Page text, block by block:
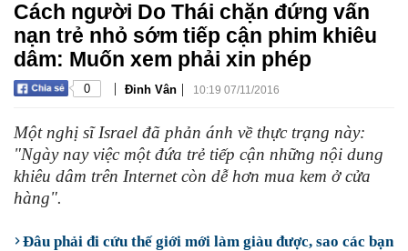
Cách người Do Thái chặn đứng vấn
nạn trẻ nhỏ sớm tiếp cận phim khiêu
dâm: Muốn xem phải xin phép
0 | Đinh Vân | 10:19 07/11/2016
Một nghị sĩ Israel đã phản ánh về thực trạng này:
"Ngày nay việc một đứa trẻ tiếp cận những nội dung
khiêu dâm trên Internet còn dễ hơn mua kem ở cửa
hàng".
Đâu phải đi cứu thế giới mới làm giàu được, sao các bạn